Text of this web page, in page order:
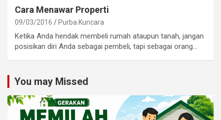
Cara Menawar Properti
09/03/2016 Purba Kuncara
Ketika Anda hendak membeli rumah ataupun tanah, jangan
posisikan diri Anda sebagai pembeli, tapi sebagai orang…
You may Missed